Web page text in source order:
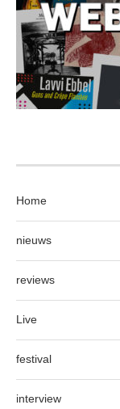
Home
nieuws
reviews
Live
festival
interview